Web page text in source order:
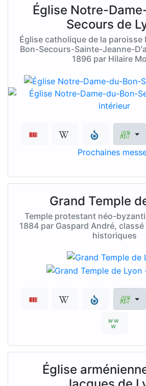
Église Notre-
Secours de
Église catholique de la
Bon-Secours-Sainte-Jeanne-
1896 par Hilaire
Prochaines
Grand Temple
Temple protestant néo-
1884 par Gaspard André,
historiques
Église